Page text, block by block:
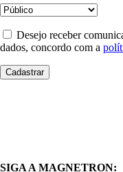
Desejo receber
dados, concordo com a
SIGA A MAGNETRON: